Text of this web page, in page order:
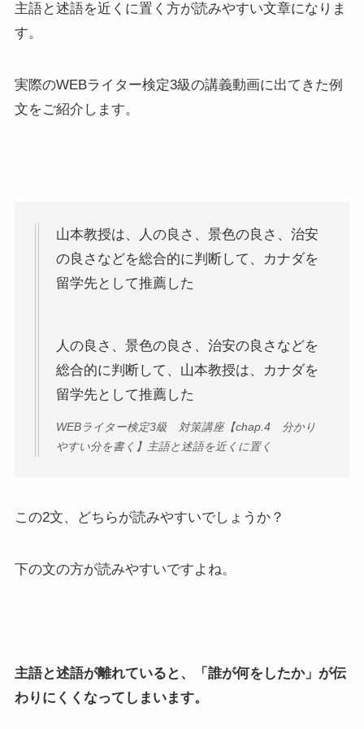
主語と述語を近くに置く方が読みやすい文章になりま
す。
実際のWEBライター検定3級の講義動画に出てきた例
文をご紹介します。
山本教授は、人の良さ、景色の良さ、治安
の良さなどを総合的に判断して、カナダを
留学先として推薦した
人の良さ、景色の良さ、治安の良さなどを
総合的に判断して、山本教授は、カナダを
留学先として推薦した
WEBライター検定3級 対策講座【chap.4 分かり
やすい分を書く】主語と述語を近くに置く
この2文、どちらが読みやすいでしょうか？
下の文の方が読みやすいですよね。
主語と述語が離れていると、「誰が何をしたか」が伝
わりにくくなってしまいます。